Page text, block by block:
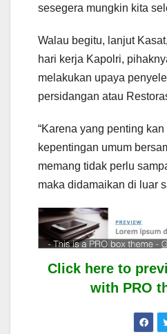
sesegera mungkin kita
Walau begitu, lanjut
hari kerja Kapolri,
melakukan upaya
persidangan atau
“Karena yang penting
kepentingan umum
memang tidak perlu
maka didamaikan di luar
Click here to
with PRO